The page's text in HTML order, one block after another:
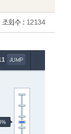
조회수 : 12134